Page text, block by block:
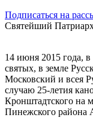
Подписаться на
Святейший
14 июня 2015 года,
святых, в земле
Московский и всея
случаю 25-летия
Кронштадтского на
Пинежского района